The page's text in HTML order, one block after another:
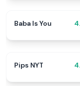
Baba Is You
Pips NYT